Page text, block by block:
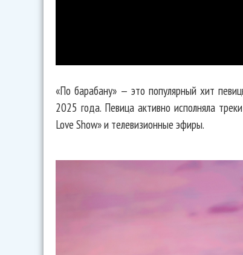
«По барабану» — это популярный хит
2025 года. Певица активно исполняла
Love Show» и телевизионные эфиры.